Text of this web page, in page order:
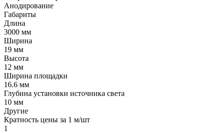
Анодирование
Габариты
Длина
3000 мм
Ширина
19 мм
Высота
12 мм
Ширина площадки
16.6 мм
Глубина установки источника света
10 мм
Другие
Кратность цены за 1 м/шт
1